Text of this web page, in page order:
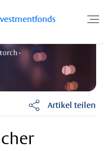
Artikel teilen